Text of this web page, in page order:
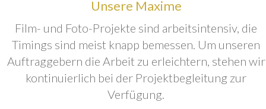
Unsere Maxime
Film- und Foto-Projekte sind arbeitsintensiv, die
Timings sind meist knapp bemessen. Um unseren
Auftraggebern die Arbeit zu erleichtern, stehen wir
kontinuierlich bei der Projektbegleitung zur
Verfügung.